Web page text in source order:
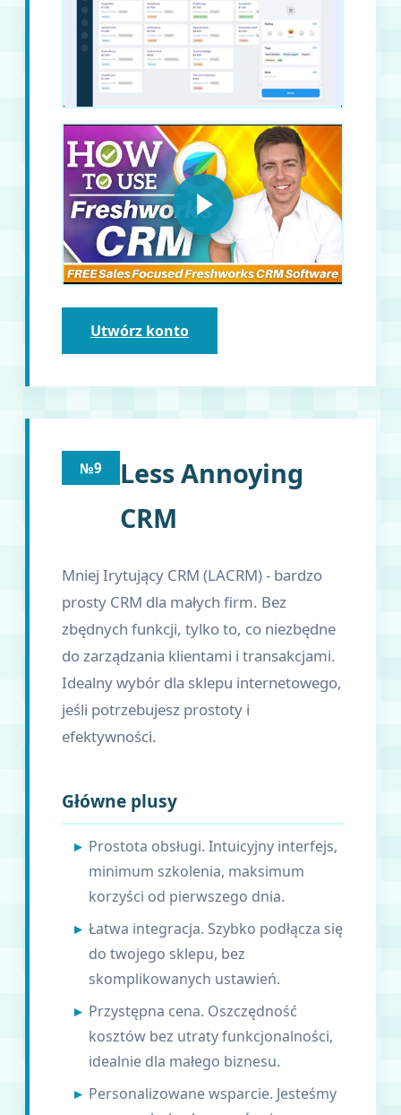
Utwórz konto
№9
Less Annoying
CRM
Mniej Irytujący CRM (LACRM) - bardzo
prosty CRM dla małych firm. Bez
zbędnych funkcji, tylko to, co niezbędne
do zarządzania klientami i transakcjami.
Idealny wybór dla sklepu internetowego,
jeśli potrzebujesz prostoty i
efektywności.
Główne plusy
Prostota obsługi. Intuicyjny interfejs,
minimum szkolenia, maksimum
korzyści od pierwszego dnia.
Łatwa integracja. Szybko podłącza się
do twojego sklepu, bez
skomplikowanych ustawień.
Przystępna cena. Oszczędność
kosztów bez utraty funkcjonalności,
idealnie dla małego biznesu.
Personalizowane wsparcie. Jesteśmy